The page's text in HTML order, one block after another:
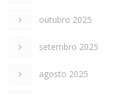
outubro 2025
setembro 2025
agosto 2025